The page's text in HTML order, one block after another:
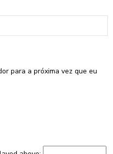
para a próxima vez que eu